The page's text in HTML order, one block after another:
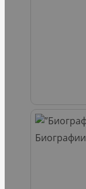
Биографии